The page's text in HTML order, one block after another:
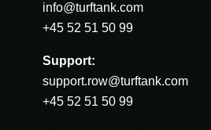
info@turftank.com
+45 52 51 50 99
Support:
support.row@turftank.com
+45 52 51 50 99